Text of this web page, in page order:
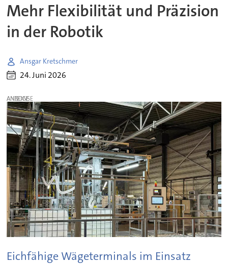
Mehr Flexibilität und Präzision
in der Robotik
Ansgar Kretschmer
24. Juni 2026
ANZEIGE
Eichfähige Wägeterminals im Einsatz